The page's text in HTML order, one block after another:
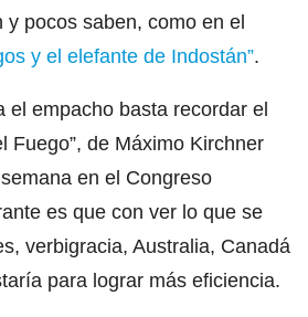
y pocos saben, como en el
y el elefante de Indostán”.
el empacho basta recordar el
Fuego”, de Máximo Kirchner
en el Congreso
es que con ver lo que se
verbigracia, Australia, Canadá
para lograr más eficiencia.